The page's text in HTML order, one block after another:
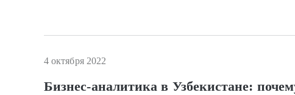
4 октября 2022
Бизнес-аналитика в Узбекистане: